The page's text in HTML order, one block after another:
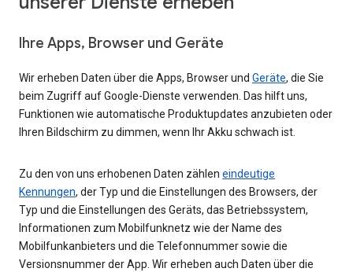
Ihre Apps, Browser und Geräte
Wir erheben Daten über die Apps, Browser und Geräte, die Sie
beim Zugriff auf Google-Dienste verwenden. Das hilft uns,
Funktionen wie automatische Produktupdates anzubieten oder
Ihren Bildschirm zu dimmen, wenn Ihr Akku schwach ist.
Zu den von uns erhobenen Daten zählen eindeutige
Kennungen, der Typ und die Einstellungen des Browsers, der
Typ und die Einstellungen des Geräts, das Betriebssystem,
Informationen zum Mobilfunknetz wie der Name des
Mobilfunkanbieters und die Telefonnummer sowie die
Versionsnummer der App. Wir erheben auch Daten über die